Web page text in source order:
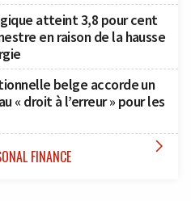
atteint 3,8 pour cent
en raison de la hausse
belge accorde un
« droit à l’erreur » pour les
FINANCE 